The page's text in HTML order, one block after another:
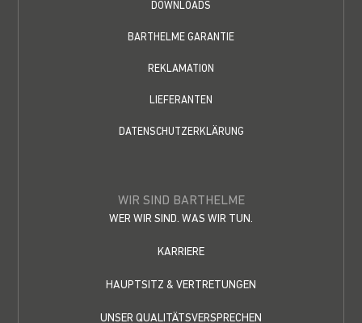
DOWNLOADS
BARTHELME GARANTIE
REKLAMATION
LIEFERANTEN
DATENSCHUTZERKLÄRUNG
WIR SIND BARTHELME
WER WIR SIND. WAS WIR TUN.
KARRIERE
HAUPTSITZ & VERTRETUNGEN
UNSER QUALITÄTSVERSPRECHEN